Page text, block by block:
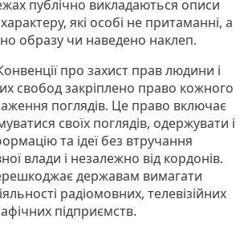
публічно викладаються описи
які особі не притаманні, а
образу чи наведено наклеп.
про захист прав людини і
свобод закріплено право кожного
поглядів. Це право включає
своїх поглядів, одержувати і
та ідеї без втручання
влади і незалежно від кордонів.
державам вимагати
радіомовних, телевізійних
підприємств.